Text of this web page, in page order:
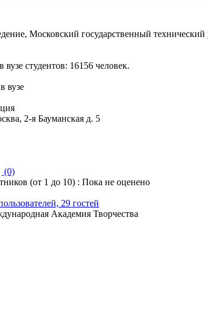
Московский государственный
студентов: 16156 человек.
вузе
2-я Бауманская д. 5
(0)
(от 1 до 10) : Пока не оценено
29 гостей
Академия Творчества